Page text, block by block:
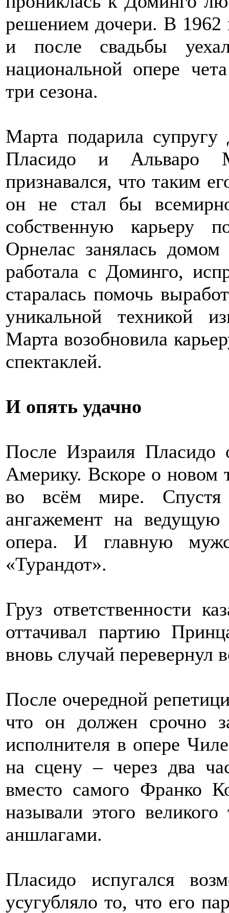
решением дочери. В 1962
и после свадьбы
национальной опере
три сезона.
Марта подарила
Пласидо и Альваро
признавался, что таким
он не стал бы
собственную карьеру
Орнелас занялась
работала с Доминго,
старалась помочь
уникальной техникой
Марта возобновила
спектаклей.
И опять удачно
После Израиля Пласидо
Америку. Вскоре о новом
во всём мире.
ангажемент на
опера. И главную
«Турандот».
Груз ответственности
оттачивал партию
вновь случай перевернул
После очередной
что он должен срочно
исполнителя в опере
на сцену – через два
вместо самого Франко
называли этого
аншлагами.
Пласидо испугался
усугубляло то, что его